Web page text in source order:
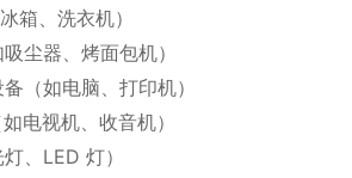
箱、洗衣机）
尘器、烤面包机）
（如电脑、打印机）
电视机、收音机）
、LED 灯）